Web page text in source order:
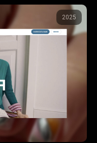
2025